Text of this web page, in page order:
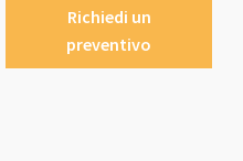
Richiedi un
preventivo